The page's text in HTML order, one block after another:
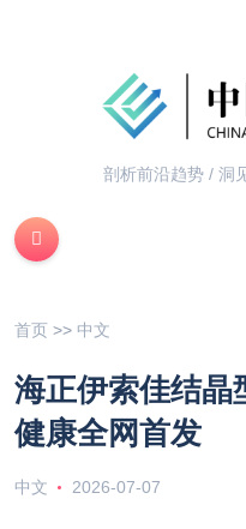
剖析前沿趋势 / 洞
首页 >> 中文
海正伊索佳结晶
健康全网首发
中文 2026-07-07